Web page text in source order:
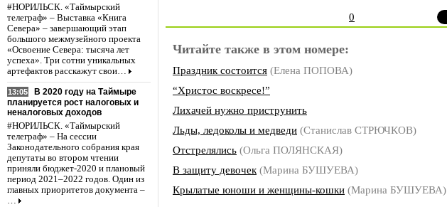
#НОРИЛЬСК. «Таймырский
телеграф» – Выставка «Книга
Севера» – завершающий этап
большого межмузейного проекта
«Освоение Севера: тысяча лет
успеха». Три сотни уникальных
артефактов расскажут свои…
13:05
В 2020 году на Таймыре
планируется рост налоговых и
неналоговых доходов
#НОРИЛЬСК. «Таймырский
телеграф» – На сессии
Законодательного собрания края
депутаты во втором чтении
приняли бюджет-2020 и плановый
период 2021–2022 годов. Один из
главных приоритетов документа –
…
0
Читайте также в этом номере:
Праздник состоится (Елена ПОПОВА)
“Христос воскресе!”
Лихачей нужно приструнить
Льды, ледоколы и медведи (Станислав СТРЮЧКОВ)
Отстрелялись (Ольга ПОЛЯНСКАЯ)
В защиту девочек (Марина БУШУЕВА)
Крылатые юноши и женщины-кошки (Марина БУШУЕВА)